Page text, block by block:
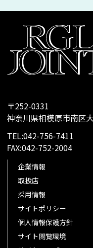
〒252-0331
神奈川県相模原市南区
TEL:042-756-7411
FAX:042-752-2004
企業情報
取扱店
採用情報
サイトポリシー
個人情報保護方針
サイト閲覧環境